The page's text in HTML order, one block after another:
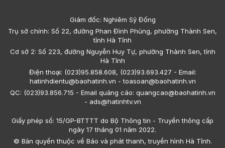
Giám đốc: Nghiêm Sỹ Đống
Trụ sở chính: Số 22, đường Phan Đình Phùng, phường Thành Sen,
tỉnh Hà Tĩnh
Cơ sở 2: Số 223, đường Nguyễn Huy Tự, phường Thành Sen, tỉnh
Hà Tĩnh
Điện thoại: (023)95.858.608, (023)93.693.427 - Email:
hatinhdientu@baohatinh.vn - toasoan@baohatinh.vn
QC: (023)93.856.715 - Email quảng cáo: quangcao@baohatinh.vn
- ads@hatinhtv.vn
Giấy phép số: 15/GP-BTTTT do Bộ Thông tin - Truyền thông cấp
ngày 17 tháng 01 năm 2022.
© Bản quyền thuộc về Báo và phát thanh, truyền hình Hà Tĩnh.